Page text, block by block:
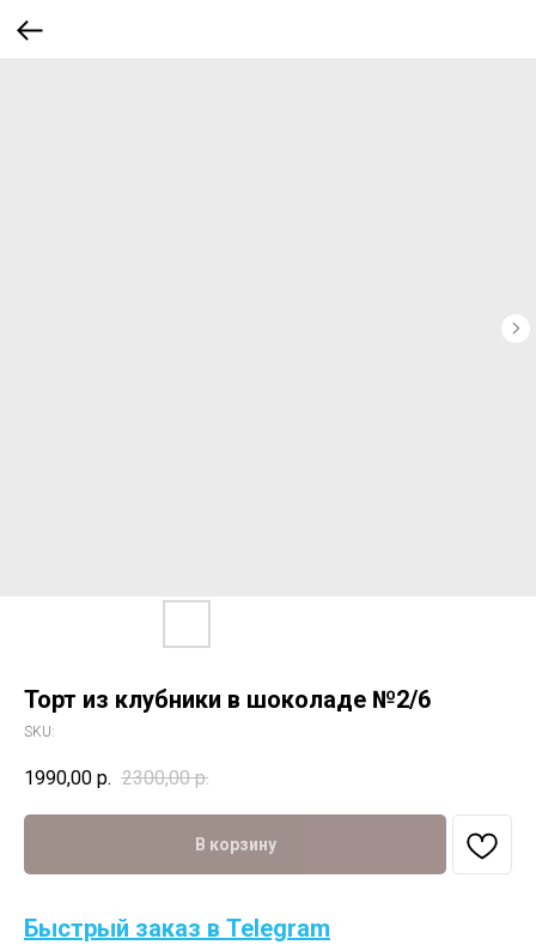
Торт из клубники в шоколаде №2/6
SKU:
1990,00 р. 2300,00 р.
В корзину
Быстрый заказ в Telegram